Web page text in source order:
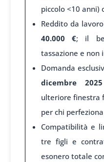
piccolo <10 anni)
Reddito da
40.000 €; il
tassazione e non
Domanda
dicembre 2025
ulteriore finestra
per chi
Compatibilità e
tre figli e
esonero totale